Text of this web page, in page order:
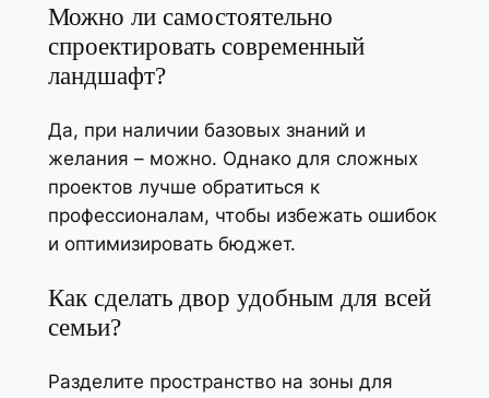
Можно ли самостоятельно
спроектировать современный
ландшафт?
Да, при наличии базовых знаний и
желания – можно. Однако для сложных
проектов лучше обратиться к
профессионалам, чтобы избежать ошибок
и оптимизировать бюджет.
Как сделать двор удобным для всей
семьи?
Разделите пространство на зоны для